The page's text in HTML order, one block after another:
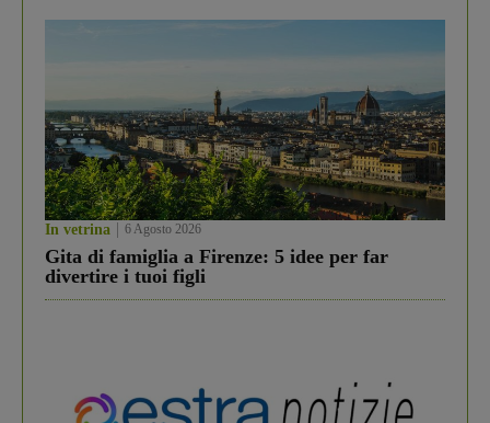
In vetrina 6 Agosto 2026
Gita di famiglia a Firenze: 5 idee per far
divertire i tuoi figli